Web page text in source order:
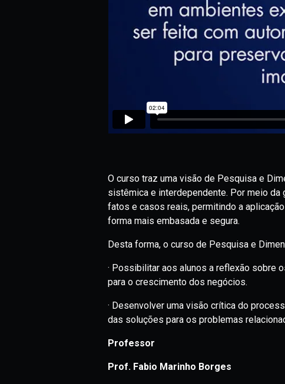
O curso traz uma visão de Pesquisa e
sistêmica e interdependente. Por meio
fatos e casos reais, permitindo a
forma mais embasada e segura.
Desta forma, o curso de Pesquisa e
· Possibilitar aos alunos a reflexão sobre
para o crescimento dos negócios.
· Desenvolver uma visão crítica do
das soluções para os problemas
Professor
Prof. Fabio Marinho Borges